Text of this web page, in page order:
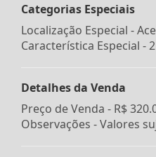
Categorias Especiais
Localização Especial -
Característica Especial -
Detalhes da Venda
Preço de Venda - R$
Observações - Valores